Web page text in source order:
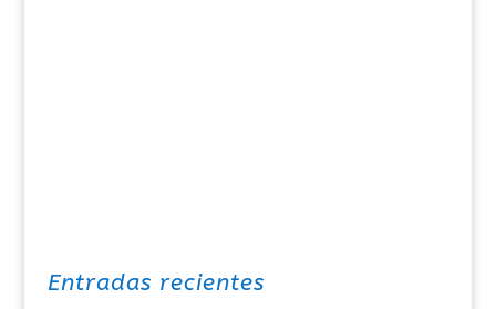
Entradas recientes